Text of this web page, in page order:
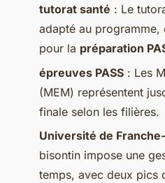
tutorat santé : Le
adapté au programme,
pour la préparation
épreuves PASS : Les
(MEM) représentent
finale selon les filières.
Université de
bisontin impose une
temps, avec deux pics